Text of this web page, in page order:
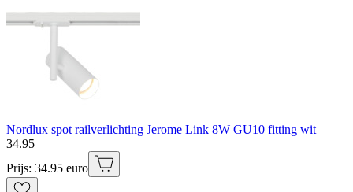
Nordlux spot railverlichting Jerome Link 8W GU10 fitting wit
34.95
Prijs: 34.95 euro